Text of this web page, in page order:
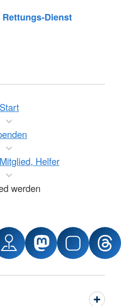
Rettungs-Dienst
Start
Helfer
werden